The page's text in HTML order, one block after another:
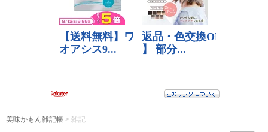
美味かもん雑記帳 > 雑記